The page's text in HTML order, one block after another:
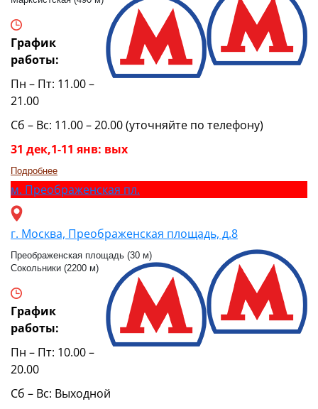
График
работы:
Пн – Пт: 11.00 –
21.00
Сб – Вс: 11.00 – 20.00 (уточняйте по телефону)
31 дек,1-11 янв: вых
Подробнее
м. Преображенская пл.
г. Москва, Преображенская площадь, д.8
Преображенская площадь (30 м)
Сокольники (2200 м)
График
работы:
Пн – Пт: 10.00 –
20.00
Сб – Вс: Выходной